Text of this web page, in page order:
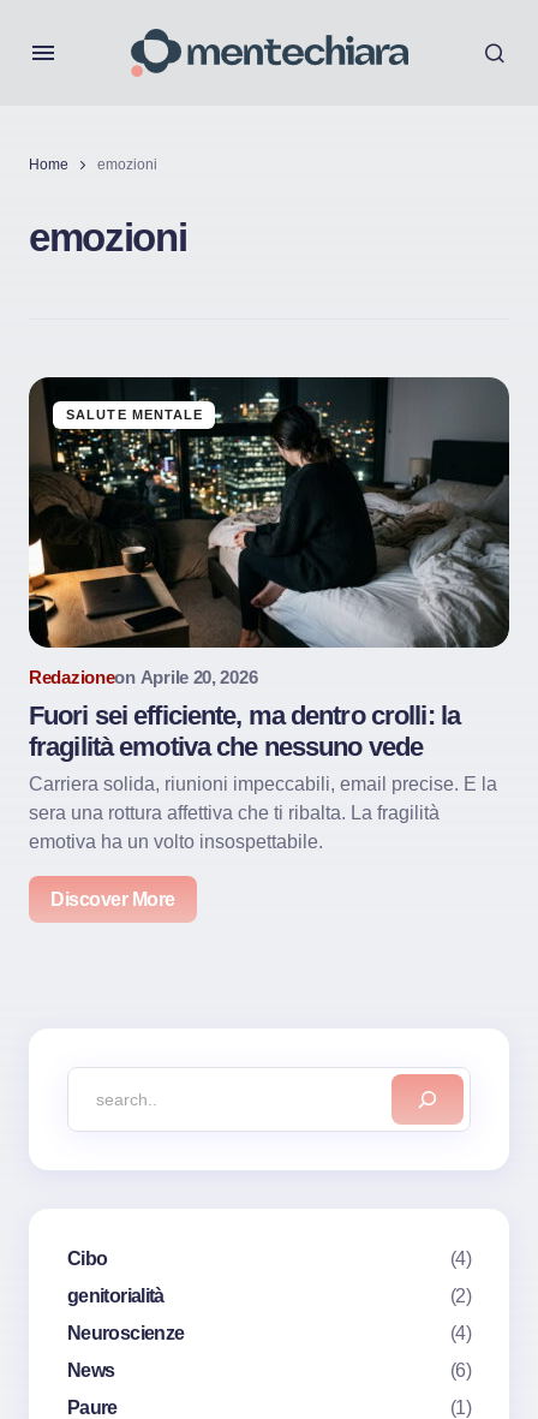
Home emozioni
emozioni
SALUTE MENTALE
Redazioneon Aprile 20, 2026
Fuori sei efficiente, ma dentro crolli: la
fragilità emotiva che nessuno vede
Carriera solida, riunioni impeccabili, email precise. E la
sera una rottura affettiva che ti ribalta. La fragilità
emotiva ha un volto insospettabile.
Discover More
Cibo
(4)
genitorialità
(2)
Neuroscienze
(4)
News
(6)
Paure
(1)